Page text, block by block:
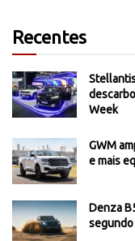
Recentes
Week
GWM
e mais
Denza